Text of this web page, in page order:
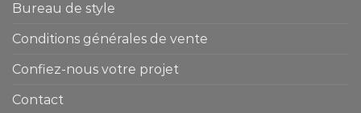
Bureau de style
Conditions générales de vente
Confiez-nous votre projet
Contact